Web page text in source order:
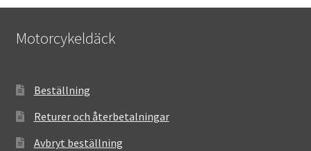
Motorcykeldäck
Beställning
Returer och återbetalningar
Avbryt beställning